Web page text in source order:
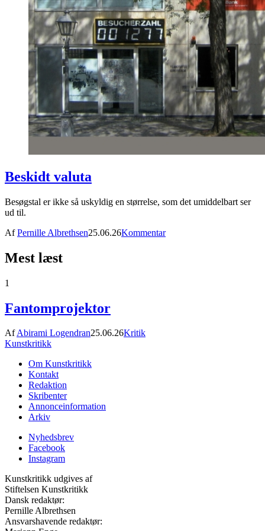
Beskidt valuta
Besøgstal er ikke så uskyldig en størrelse, som det umiddelbart ser
ud til.
AfPernille Albrethsen25.06.26Kommentar
Mest læst
1
Fantomprojektor
AfAbirami Logendran25.06.26Kritik
Kunstkritikk
Om Kunstkritikk
Kontakt
Redaktion
Skribenter
Annonceinformation
Arkiv
Nyhedsbrev
Facebook
Instagram
Kunstkritikk udgives af
Stiftelsen Kunstkritikk
Dansk redaktør:
Pernille Albrethsen
Ansvarshavende redaktør: